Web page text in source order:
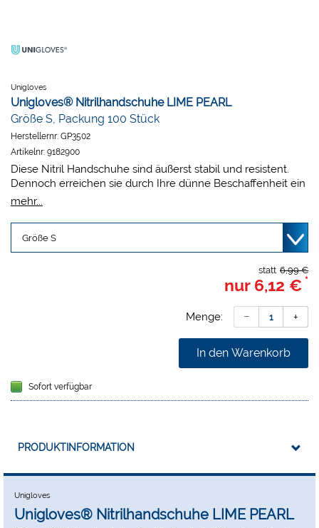
Unigloves
Unigloves® Nitrilhandschuhe LIME PEARL
Größe S, Packung 100 Stück
Herstellernr: GP3502
Artikelnr: 9182900
Diese Nitril Handschuhe sind äußerst stabil und resistent.
Dennoch erreichen sie durch Ihre dünne Beschaffenheit ein
optimales Tastgefühl.
Unsteril
Puderfrei
Rollrand
mehr...
6,99 €
statt
nur 6,12 € *
Menge:
In den Warenkorb
Sofort verfügbar
PRODUKTINFORMATION
Unigloves
Unigloves® Nitrilhandschuhe LIME PEARL